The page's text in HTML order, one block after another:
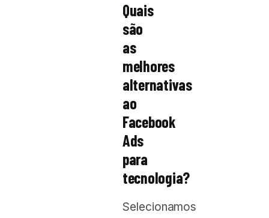
Quais
são
as
melhores
alternativas
ao
Facebook
Ads
para
tecnologia?
Selecionamos